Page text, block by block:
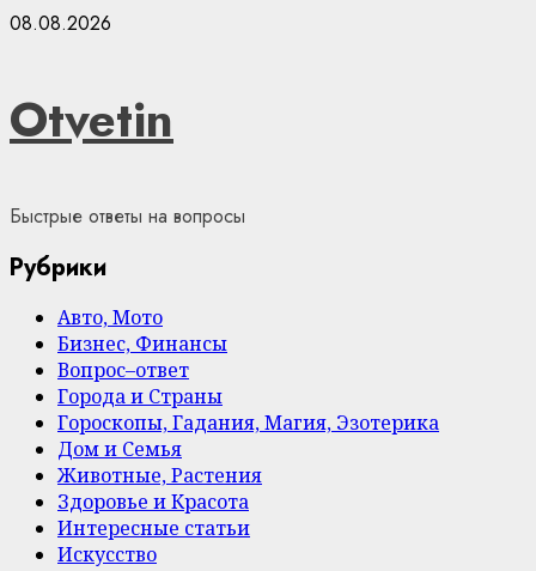
Skip
08.08.2026
Otvetin
Быстрые ответы на вопросы
Рубрики
Авто, Мото
Бизнес, Финансы
Вопрос–ответ
Города и Страны
Гороскопы, Гадания, Магия, Эзотерика
Дом и Семья
Животные, Растения
Здоровье и Красота
Интересные статьи
Искусство